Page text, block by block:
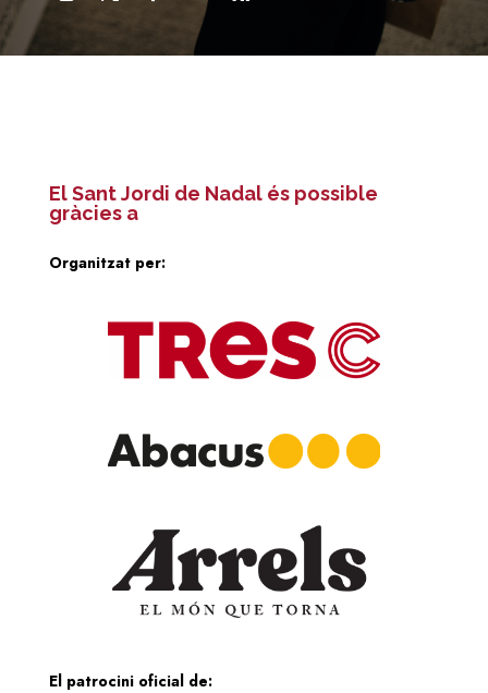
El Sant Jordi de Nadal és possible
gràcies a
Organitzat per:
El patrocini oficial de: